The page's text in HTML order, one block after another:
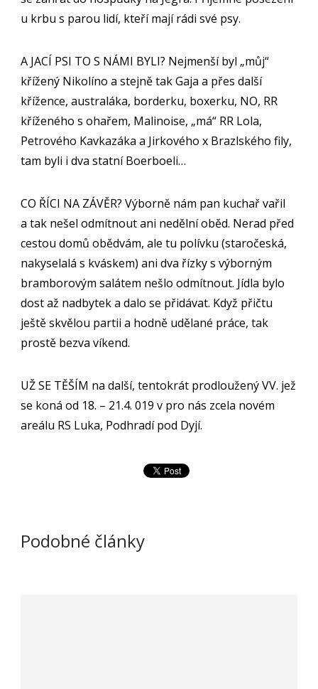
u krbu s parou lidí, kteří mají rádi své psy.
A JACÍ PSI TO S NÁMI BYLI? Nejmenší byl „můj“
křížený Nikolíno a stejně tak Gaja a přes další
křížence, australáka, borderku, boxerku, NO, RR
kříženého s ohařem, Malinoise, „má“ RR Lola,
Petrového Kavkazáka a Jirkového x Brazlského fily,
tam byli i dva statní Boerboeli…
CO ŘÍCI NA ZÁVĚR? Výborně nám pan kuchař vařil
a tak nešel odmítnout ani nedělní oběd. Nerad před
cestou domů obědvám, ale tu polívku (staročeská,
nakyselalá s kváskem) ani dva řízky s výborným
bramborovým salátem nešlo odmítnout. Jídla bylo
dost až nadbytek a dalo se přidávat. Když přičtu
ještě skvělou partii a hodně udělané práce, tak
prostě bezva víkend.
UŽ SE TĚŠÍM na další, tentokrát prodloužený VV. jež
se koná od 18. – 21.4. 019 v pro nás zcela novém
areálu RS Luka, Podhradí pod Dyjí.
Podobné články